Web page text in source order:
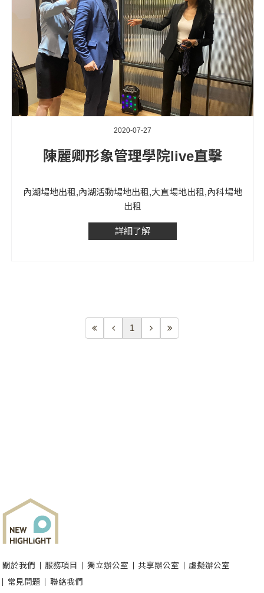
2020-07-27
陳麗卿形象管理學院live直擊
內湖場地出租,內湖活動場地出租,大直場地出租,內科場地
出租
詳細了解
1
關於我們 服務項目 獨立辦公室 共享辦公室
虛擬辦公室
常見問題
聯絡我們